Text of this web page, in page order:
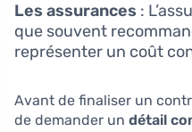
Les assurances :
que souvent
représenter un coût
Avant de finaliser un
de demander un détail